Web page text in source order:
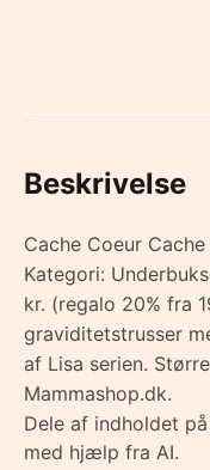
Beskrivelse
Cache Coeur
Kategori:
kr. (regalo 20% fra
graviditetstrusser
af Lisa serien.
Mammashop.dk.
Dele af indholdet
med hjælp fra AI.